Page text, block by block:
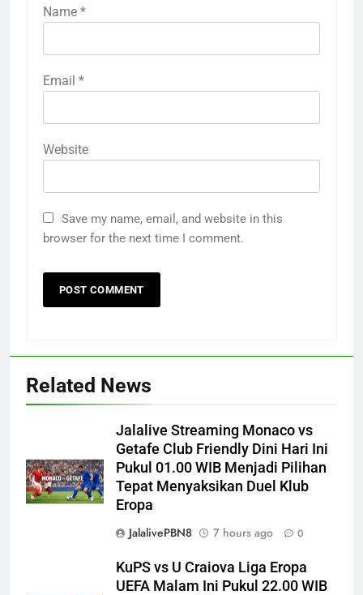
Name *
Email *
Website
Save my name, email, and website in this
browser for the next time I comment.
Related News
Jalalive Streaming Monaco vs
Getafe Club Friendly Dini Hari Ini
Pukul 01.00 WIB Menjadi Pilihan
Tepat Menyaksikan Duel Klub
Eropa
JalalivePBN8
7 hours ago 0
KuPS vs U Craiova Liga Eropa
UEFA Malam Ini Pukul 22.00 WIB